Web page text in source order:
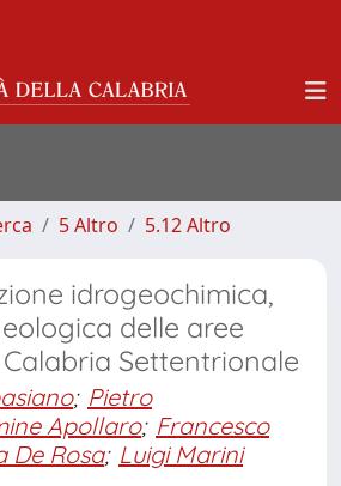
5 Altro 5.12 Altro
idrogeochimica,
delle aree
Settentrionale
; Pietro
Apollaro; Francesco
De Rosa; Luigi Marini